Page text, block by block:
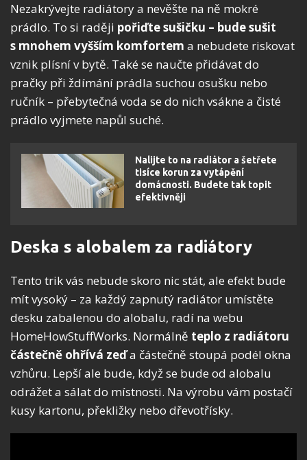
Nezakrývejte radiátory a nevěšte na ně mokré
prádlo. To si raději pořiďte sušičku – bude sušit
s mnohem vyšším komfortem a nebudete riskovat
vznik plísní v bytě. Také se naučte přidávat do
pračky při ždímání prádla suchou osušku nebo
ručník – přebytečná voda se do nich vsákne a čisté
prádlo vyjmete napůl suché.
Nalijte to na radiátor a šetřete
tisíce korun za vytápění
domácnosti. Budete tak topit
efektivněji
Deska s alobalem za radiátory
Tento trik vás nebude skoro nic stát, ale efekt bude
mít vysoký – za každý zapnutý radiátor umístěte
desku zabalenou do alobalu, radí na webu
HomeHowStuffWorks. Normálně teplo z radiátoru
částečně ohřívá zeďa částečně stoupá podél okna
vzhůru. Lepší ale bude, když se bude od alobalu
odrážet a sálat do místnosti. Na výrobu vám postačí
kusy kartonu, překližky nebo dřevotřísky.